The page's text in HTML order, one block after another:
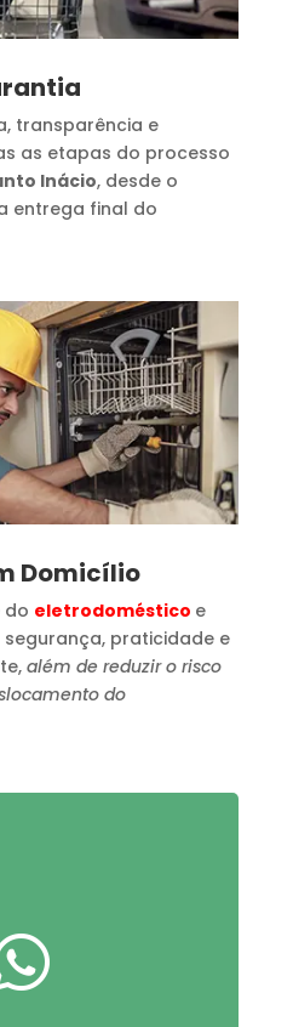
transparência e
as etapas do processo
Inácio, desde o
entrega final do
Domicílio
do eletrodoméstico e
praticidade e
além de reduzir o risco
do